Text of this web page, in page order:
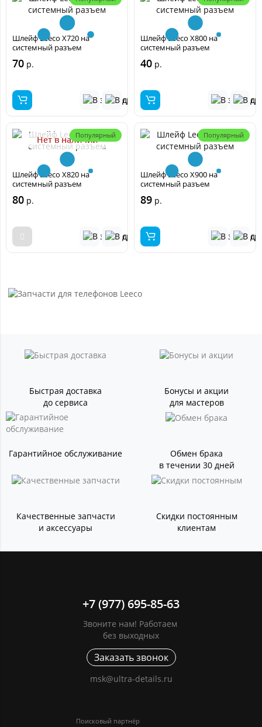
Шлейф Leeco X720 на
системный разъем
70 р.
Шлейф Leeco X800 на
системный разъем
40 р.
Популярный
Нет в наличии
Шлейф Leeco X820 на
системный разъем
80 р.
Популярный
Шлейф Leeco X900 на
системный разъем
89 р.
Быстрая доставка
до сервиса
Бонусы и акции
для мастеров
Гарантийное обслуживание
Обмен брака
в течении 30 дней
Качественные запчасти
и аксессуары
Скидки постоянным
клиентам
+7 (977) 695-85-63
Звоните нам! Работаем
без выходных
Заказать звонок
msk@ultra-details.ru
Поисковый партнёр